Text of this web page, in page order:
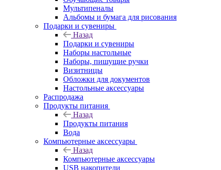
Мультипеналы
Альбомы и бумага для рисования
Подарки и сувениры
Назад
Подарки и сувениры
Наборы настольные
Наборы, пишущие ручки
Визитницы
Обложки для документов
Настольные аксессуары
Распродажа
Продукты питания
Назад
Продукты питания
Вода
Компьютерные аксессуары
Назад
Компьютерные аксессуары
USB накопители